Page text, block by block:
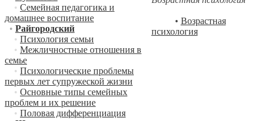
• Семейная педагогика и
домашнее воспитание
• Райгородский
• Психология семьи
• Межличностные отношения в
семье
• Психологические проблемы
первых лет супружеской жизни
• Основные типы семейных
проблем и их решение
• Половая дифференциация
• Возрастная
психология